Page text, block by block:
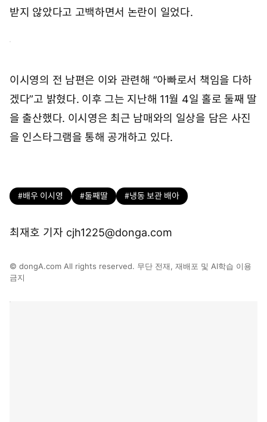
받지 않았다고 고백하면서 논란이 일었다.
이시영의 전 남편은 이와 관련해 “아빠로서 책임을 다하
겠다”고 밝혔다. 이후 그는 지난해 11월 4일 홀로 둘째 딸
을 출산했다. 이시영은 최근 남매와의 일상을 담은 사진
을 인스타그램을 통해 공개하고 있다.
#배우 이시영 #둘째딸 #냉동 보관 배아
최재호 기자 cjh1225@donga.com
© dongA.com All rights reserved. 무단 전재, 재배포 및 AI학습 이용
금지